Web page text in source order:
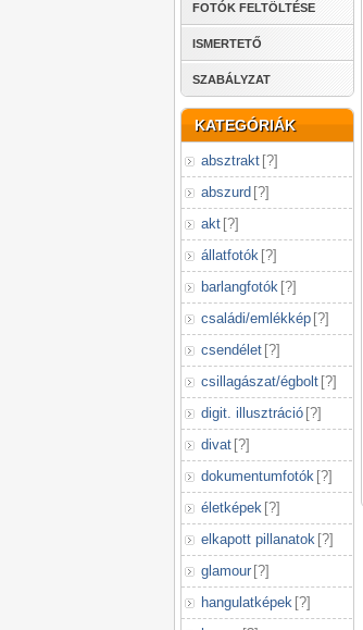
FOTÓK FELTÖLTÉSE
ISMERTETŐ
SZABÁLYZAT
KATEGÓRIÁK
absztrakt [?]
abszurd [?]
akt [?]
állatfotók [?]
barlangfotók [?]
családi/emlékkép [?]
csendélet [?]
csillagászat/égbolt [?]
digit. illusztráció [?]
divat [?]
dokumentumfotók [?]
életképek [?]
elkapott pillanatok [?]
glamour [?]
hangulatképek [?]